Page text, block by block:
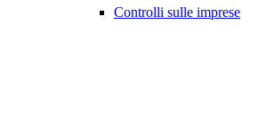
Controlli sulle imprese